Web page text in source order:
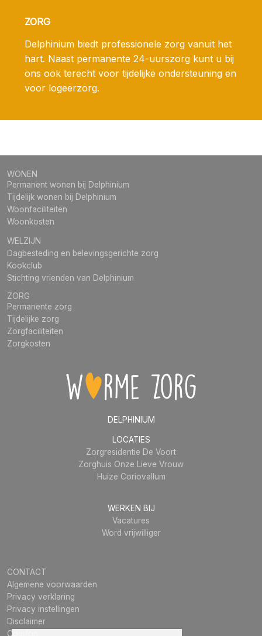
ZORG
Delphinium biedt professionele zorg vanuit het
hart. Naast permanente 24-uurszorg kunt u bij
ons ook terecht voor tijdelijke ondersteuning en
voor logeerzorg.
WONEN
Permanent wonen bij Delphinium
Tijdelijk wonen bij Delphinium
Woonfaciliteiten
Woonkosten
WELZIJN
Dagbesteding en belevingsgerichte zorg
Kookclub
Stichting vrienden van Delphinium
ZORG
Permanente zorg
Tijdelijke zorg
Zorgfaciliteiten
Zorgkosten
DELPHINIUM
LOCATIES
Zorgresidentie De Voort
Zorghuis Onze Lieve Vrouw
Huize Coriovallum
WERKEN BIJ
Vacatures
Word vrijwilliger
CONTACT
Algemene voorwaarden
Privacy verklaring
Privacy instellingen
Disclaimer
Colofon